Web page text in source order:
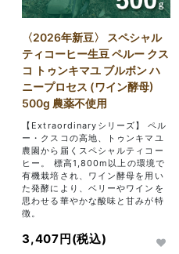
〈2026年新豆〉 スペシャル
ティコーヒー生豆 ペルー クス
コ トゥンキマユ ブルボン ハ
ニープロセス (ワイン酵母)
500g 農薬不使用
【Extraordinaryシリーズ】 ペル
ー・クスコの高地、トゥンキマユ
農園から届くスペシャルティコー
ヒー。 標高1,800m以上の環境で
有機栽培され、ワイン酵母を用い
た発酵により、ベリーやワインを
思わせる華やかな酸味と甘みが特
徴。
3,407円(税込)